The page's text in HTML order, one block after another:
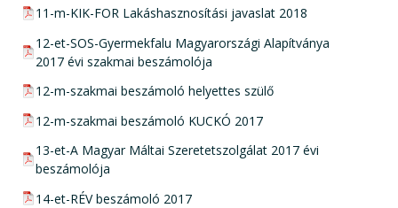
pdf csatolmány:
11-m-KIK-FOR Lakáshasznosítási javaslat 2018
pdf csatolmány:
12-et-SOS-Gyermekfalu Magyarországi Alapítványa
2017 évi szakmai beszámolója
pdf csatolmány:
12-m-szakmai beszámoló helyettes szülő
pdf csatolmány:
12-m-szakmai beszámoló KUCKÓ 2017
pdf csatolmány:
13-et-A Magyar Máltai Szeretetszolgálat 2017 évi
beszámolója
pdf csatolmány:
14-et-RÉV beszámoló 2017